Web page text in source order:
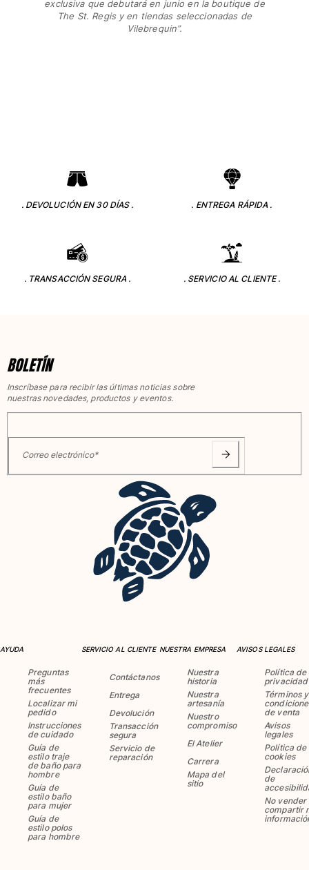
exclusiva que debutará en junio en la boutique de
The St. Regis y en tiendas seleccionadas de
Vilebrequin”.
. DEVOLUCIÓN EN 30 DÍAS . . ENTREGA RÁPIDA .
. TRANSACCIÓN SEGURA . . SERVICIO AL CLIENTE .
BOLETÍN
Inscríbase para recibir las últimas noticias sobre
nuestras novedades, productos y eventos.
Correo electrónico*
AYUDA
Preguntas
más
frecuentes
Localizar mi
pedido
Instrucciones
de cuidado
Guía de
estilo traje
de baño para
hombre
Guía de
estilo baño
para mujer
Guía de
estilo polos
para hombre
SERVICIO AL CLIENTE
Contáctanos
Entrega
Devolución
Transacción
segura
Servicio de
reparación
NUESTRA EMPRESA
Nuestra
historia
Nuestra
artesanía
Nuestro
compromiso
El Atelier
Carrera
Mapa del
sitio
AVISOS LEGALES
Política de
privacidad
Términos y
de venta
Avisos
legales
Política de
cookies
de
No vender
compartir